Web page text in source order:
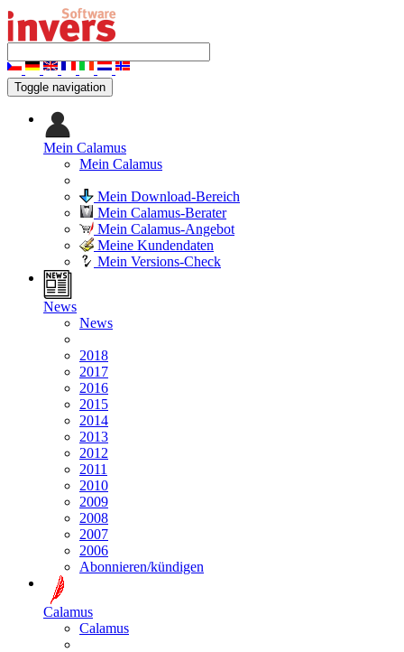
Toggle navigation
Mein Calamus
Mein Calamus
Mein Download-Bereich
Mein Calamus-Berater
Mein Calamus-Angebot
Meine Kundendaten
Mein Versions-Check
News
News
2018
2017
2016
2015
2014
2013
2012
2011
2010
2009
2008
2007
2006
Abonnieren/kündigen
Calamus
Calamus